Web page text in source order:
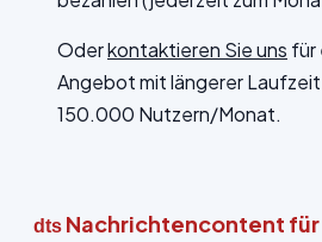
Oderkontaktieren Sie uns für
Angebot mit längerer Laufzeit
150.000 Nutzern/Monat.
dts Nachrichtencontent für